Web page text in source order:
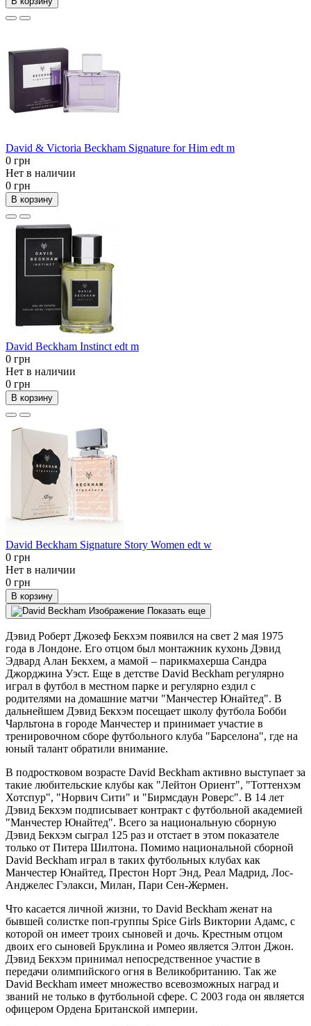
David & Victoria Beckham Signature for Him edt m
0 грн
Нет в наличии
0 грн
В корзину
David Beckham Instinct edt m
0 грн
Нет в наличии
0 грн
В корзину
David Beckham Signature Story Women edt w
0 грн
Нет в наличии
0 грн
В корзину
Показать еще
Дэвид Роберт Джозеф Бекхэм появился на свет 2 мая 1975
года в Лондоне. Его отцом был монтажник кухонь Дэвид
Эдвард Алан Бекхем, а мамой – парикмахерша Сандра
Джорджина Уэст. Еще в детстве David Beckham регулярно
играл в футбол в местном парке и регулярно ездил с
родителями на домашние матчи "Манчестер Юнайтед". В
дальнейшем Дэвид Бекхэм посещает школу футбола Бобби
Чарльтона в городе Манчестер и принимает участие в
тренировочном сборе футбольного клуба "Барселона", где на
юный талант обратили внимание.
В подростковом возрасте David Beckham активно выступает за
такие любительские клубы как "Лейтон Ориент", "Тоттенхэм
Хотспур", "Норвич Сити" и "Бирмсдаун Роверс". В 14 лет
Дэвид Бекхэм подписывает контракт с футбольной академией
"Манчестер Юнайтед". Всего за национальную сборную
Дэвид Бекхэм сыграл 125 раз и отстает в этом показателе
только от Питера Шилтона. Помимо национальной сборной
David Beckham играл в таких футбольных клубах как
Манчестер Юнайтед, Престон Норт Энд, Реал Мадрид, Лос-
Анджелес Гэлакси, Милан, Пари Сен-Жермен.
Что касается личной жизни, то David Beckham женат на
бывшей солистке поп-группы Spice Girls Виктории Адамс, с
которой он имеет троих сыновей и дочь. Крестным отцом
двоих его сыновей Бруклина и Ромео является Элтон Джон.
Дэвид Бекхэм принимал непосредственное участие в
передачи олимпийского огня в Великобританию. Так же
David Beckham имеет множество всевозможных наград и
званий не только в футбольной сфере. С 2003 года он является
офицером Ордена Британской империи.